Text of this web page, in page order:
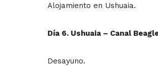
Alojamiento en Ushuaia.
Día 6. Ushuaia – Canal
Desayuno.